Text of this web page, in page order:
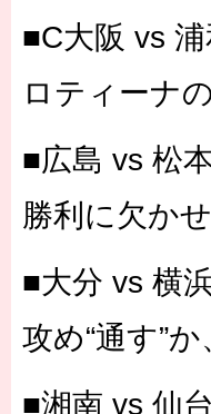
■C大阪 vs 浦
ロティーナ
■広島 vs 松
勝利に欠か
■大分 vs 横
攻め“通す”
■湘南 vs 仙台